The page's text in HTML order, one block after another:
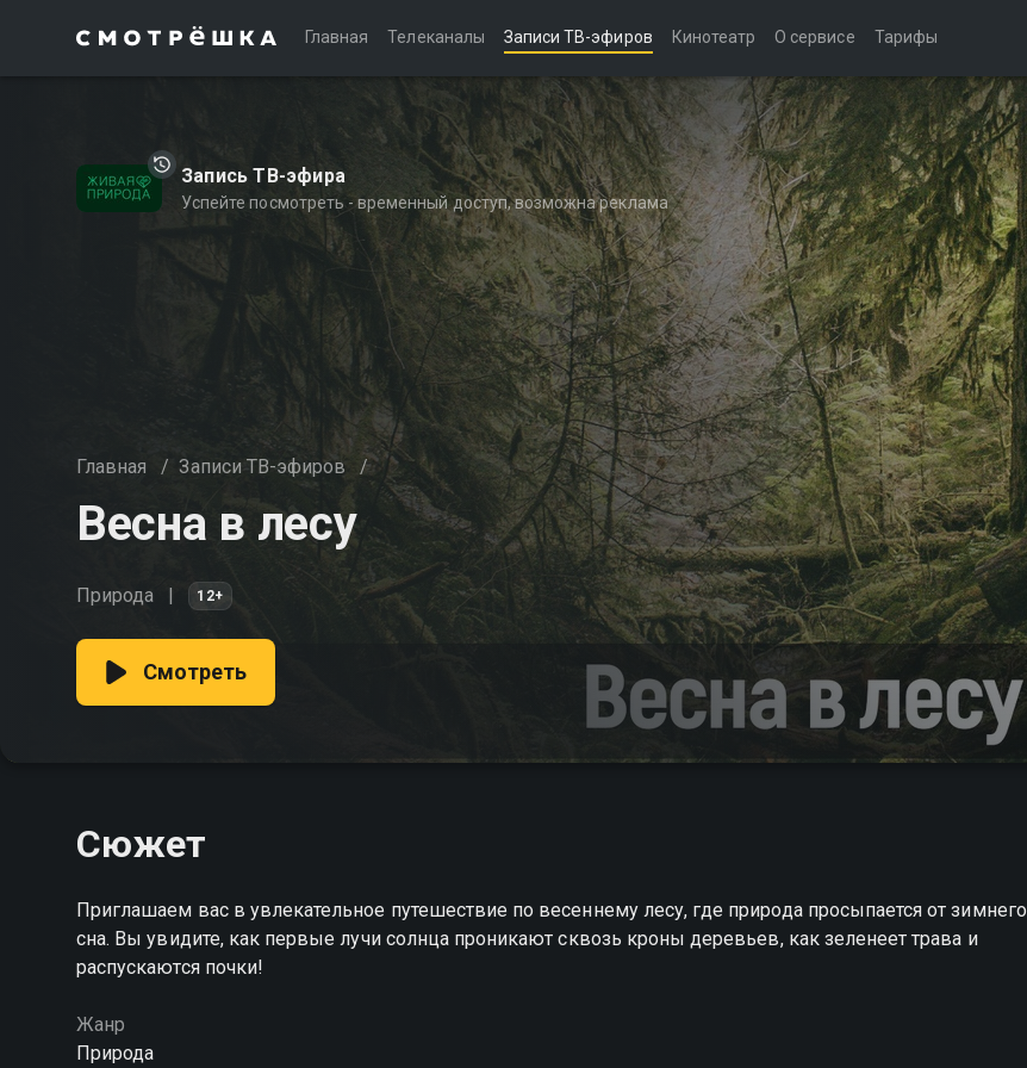
Главная Телеканалы Записи ТВ-эфиров Кинотеатр О сервисе Тарифы
Запись ТВ-эфира
Успейте посмотреть - временный доступ, возможна реклама
Главная / Записи ТВ-эфиров /
Весна в лесу
Природа 12+
Смотреть
Сюжет
Приглашаем вас в увлекательное путешествие по весеннему лесу, где природа просыпается от зимнего
сна. Вы увидите, как первые лучи солнца проникают сквозь кроны деревьев, как зеленеет трава и
распускаются почки!
Жанр
Природа